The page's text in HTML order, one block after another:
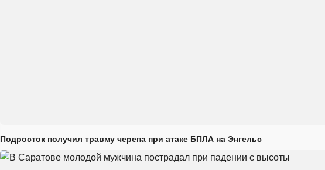
Подросток получил травму черепа при атаке БПЛА на Энгельс